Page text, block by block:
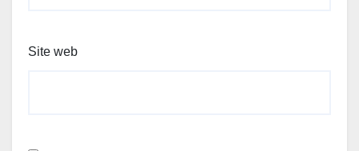
Site web